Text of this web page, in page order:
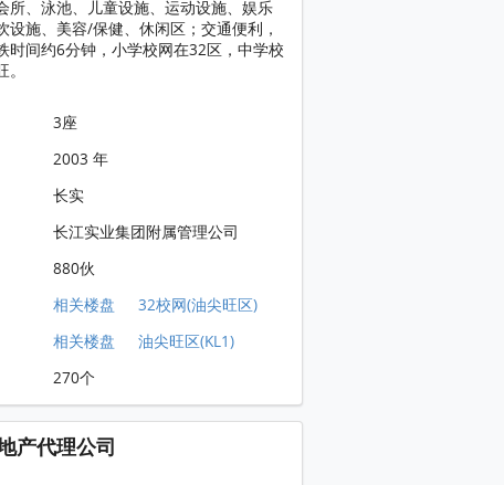
所、泳池、儿童设施、运动设施、娱乐
设施、美容/保健、休闲区；交通便利，
时间约6分钟，小学校网在32区，中学校
3座
2003 年
长实
长江实业集团附属管理公司
880伙
相关楼盘 32校网(油尖旺区)
相关楼盘 油尖旺区(KL1)
270个
产代理公司